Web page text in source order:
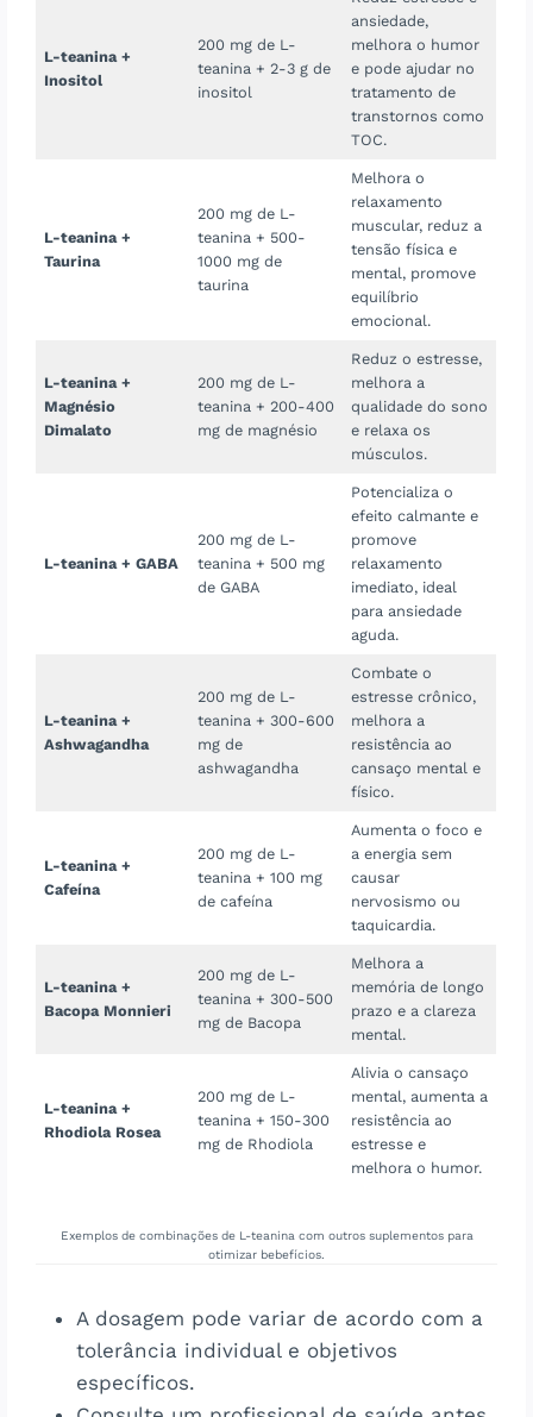
L-teanina +
Inositol
200 mg de L-
teanina + 2-3 g de
inositol
ansiedade,
melhora o humor
e pode ajudar no
tratamento de
transtornos como
TOC.
L-teanina +
Taurina
200 mg de L-
teanina + 500-
1000 mg de
taurina
Melhora o
relaxamento
muscular, reduz a
tensão física e
mental, promove
equilíbrio
emocional.
L-teanina +
Magnésio
Dimalato
200 mg de L-
teanina + 200-400
mg de magnésio
Reduz o estresse,
melhora a
qualidade do sono
e relaxa os
músculos.
L-teanina + GABA
200 mg de L-
teanina + 500 mg
de GABA
Potencializa o
efeito calmante e
promove
relaxamento
imediato, ideal
para ansiedade
aguda.
L-teanina +
Ashwagandha
200 mg de L-
teanina + 300-600
mg de
ashwagandha
Combate o
estresse crônico,
melhora a
resistência ao
cansaço mental e
físico.
L-teanina +
Cafeína
200 mg de L-
teanina + 100 mg
de cafeína
Aumenta o foco e
a energia sem
causar
nervosismo ou
taquicardia.
L-teanina +
Bacopa Monnieri
200 mg de L-
teanina + 300-500
mg de Bacopa
Melhora a
memória de longo
prazo e a clareza
mental.
L-teanina +
Rhodiola Rosea
200 mg de L-
teanina + 150-300
mg de Rhodiola
Alivia o cansaço
mental, aumenta a
resistência ao
estresse e
melhora o humor.
Exemplos de combinações de L-teanina com outros suplementos para
otimizar bebefícios.
A dosagem pode variar de acordo com a
tolerância individual e objetivos
específicos.